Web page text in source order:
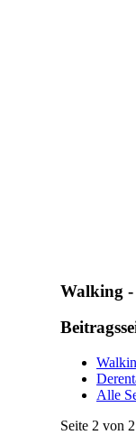
Walking -
Alle
Seite 2 von 2